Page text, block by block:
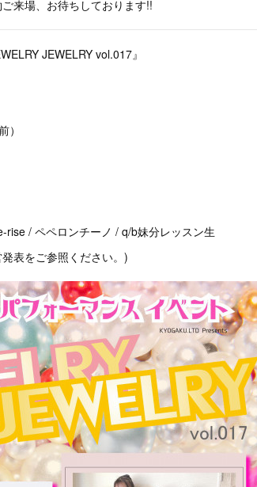
来場、お待ちしております!!
JEWELRY vol.017』
rise / ペペロンチーノ / q/b妹分レッスン生
表をご参照ください。)